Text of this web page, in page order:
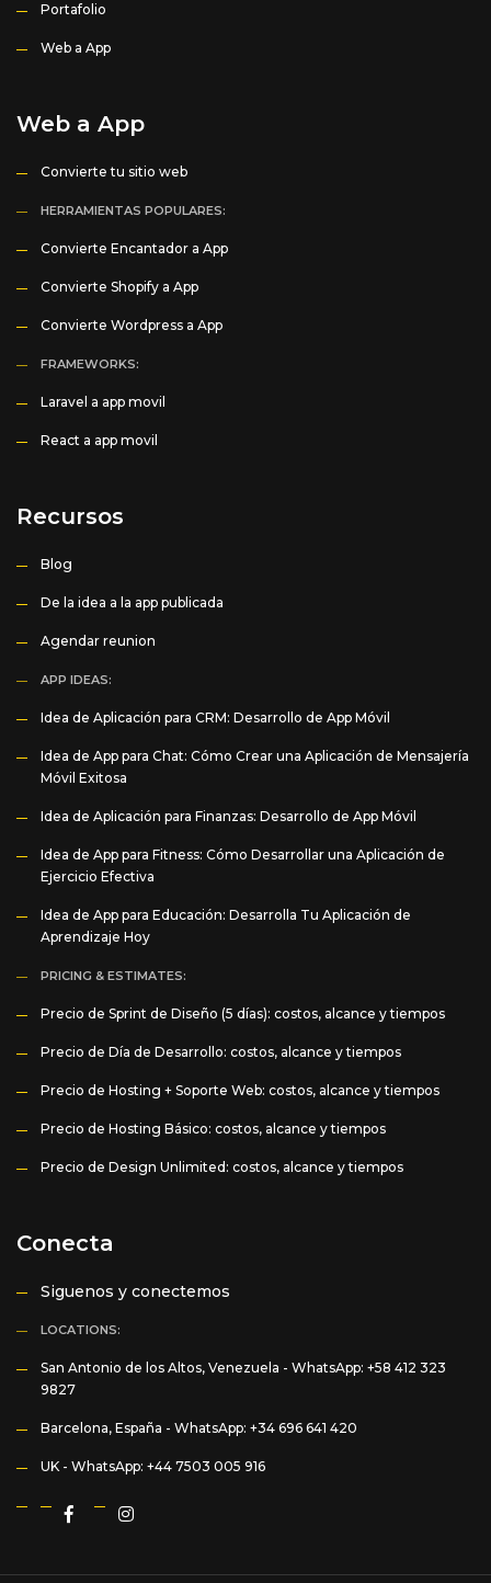
Portafolio
Web a App
Web a App
Convierte tu sitio web
HERRAMIENTAS POPULARES:
Convierte Encantador a App
Convierte Shopify a App
Convierte Wordpress a App
FRAMEWORKS:
Laravel a app movil
React a app movil
Recursos
Blog
De la idea a la app publicada
Agendar reunion
APP IDEAS:
Idea de Aplicación para CRM: Desarrollo de App Móvil
Idea de App para Chat: Cómo Crear una Aplicación de Mensajería
Móvil Exitosa
Idea de Aplicación para Finanzas: Desarrollo de App Móvil
Idea de App para Fitness: Cómo Desarrollar una Aplicación de
Ejercicio Efectiva
Idea de App para Educación: Desarrolla Tu Aplicación de
Aprendizaje Hoy
PRICING & ESTIMATES:
Precio de Sprint de Diseño (5 días): costos, alcance y tiempos
Precio de Día de Desarrollo: costos, alcance y tiempos
Precio de Hosting + Soporte Web: costos, alcance y tiempos
Precio de Hosting Básico: costos, alcance y tiempos
Precio de Design Unlimited: costos, alcance y tiempos
Conecta
Siguenos y conectemos
LOCATIONS:
San Antonio de los Altos, Venezuela - WhatsApp: +58 412 323
9827
Barcelona, España - WhatsApp: +34 696 641 420
UK - WhatsApp: +44 7503 005 916